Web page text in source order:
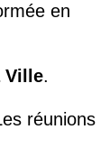
en
Ville.
réunions